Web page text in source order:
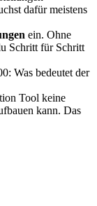
dafür meistens
ein. Ohne
Schritt für Schritt
Was bedeutet der
Tool keine
kann. Das